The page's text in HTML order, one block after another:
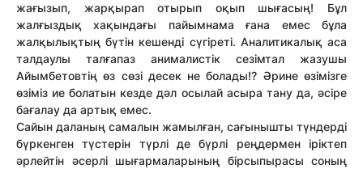
жағызып, жарқырап отырып оқып шығасың! Бұл
жалғыздық хақындағы пайымнама ғана емес бұла
жалқылықтың бүтін кешенді сүгіреті. Аналитикалық аса
талдаулы талғапаз анималистік сезімтал жазушы
Айымбетовтің өз сөзі десек не болады!? Әрине өзімізге
өзіміз ие болатын кезде дәл осылай асыра тану да, әсіре
бағалау да артық емес.
Сайын даланың самалын жамылған, сағынышты түндерді
бүркенген түстерін түрлі де бүрлі реңдермен іріктеп
әрлейтін әсерлі шығармаларының бірсыпырасы соның